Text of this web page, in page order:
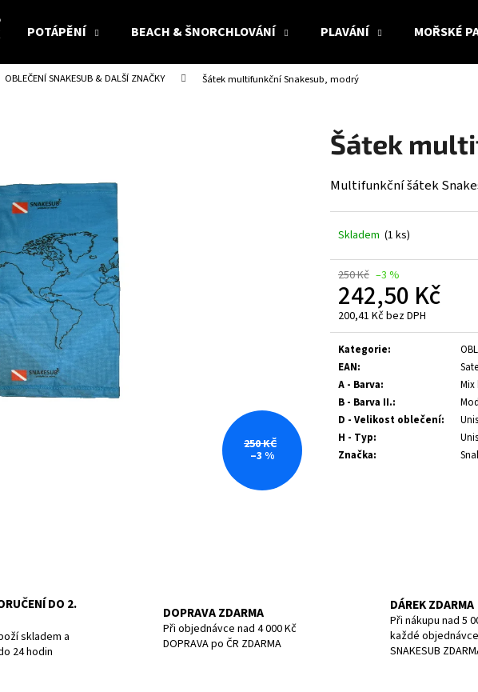
POTÁPĚNÍ BEACH & ŠNORCHLOVÁNÍ PLAVÁNÍ MOŘSKÉ
OBLEČENÍ SNAKESUB & DALŠÍ ZNAČKY Šátek multifunkční Snakesub, modrý
Šátek
Multifunkční šátek
Skladem (1 ks)
250 Kč –3 %
242,50 Kč
200,41 Kč bez DPH
Měrná
cena:
Kategorie:
EAN:
A - Barva:
Mix
B - Barva II.:
D - Velikost oblečení:
H - Typ:
Značka:
250 KČ
–3 %
DO 2.
skladem a
24 hodin
DOPRAVA ZDARMA
Při objednávce nad 4 000 Kč
DOPRAVA po ČR ZDARMA
DÁREK ZDARMA
Při nákupu nad 5
každé
SNAKESUB
Co potřebujete najít?
HLEDAT
POTÁPĚČSKÁ